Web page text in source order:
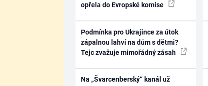
opřela do Evropské komise
Podmínka pro Ukrajince za útok
zápalnou lahví na dům s dětmi?
Tejc zvažuje mimořádný zásah
Na „Švarcenberský“ kanál už